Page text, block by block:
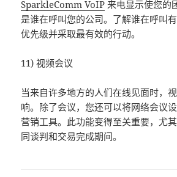
SparkleComm VoIP 来电显示使您的
是谁在呼叫您的公司。了解谁在呼叫
优先级并采取最有效的行动。
11) 视频会议
当来自许多地方的人们在线见面时，
响。除了会议，您还可以将网络会议
营销工具。此功能变得至关重要，尤
同谈判和交易完成期间。